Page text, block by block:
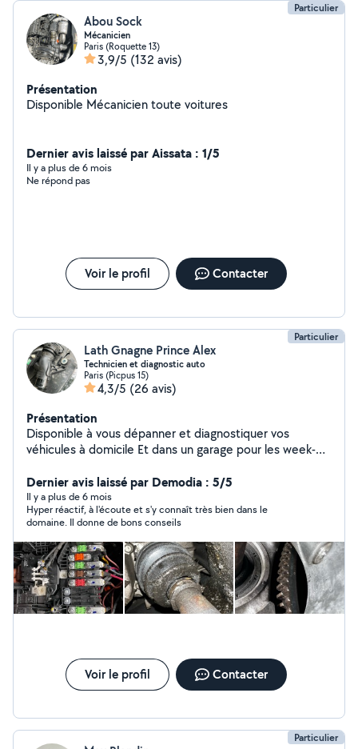
Particulier
Abou Sock
Mécanicien
Paris (Roquette 13)
3,9/5 (132 avis)
Présentation
Disponible Mécanicien toute voitures
Dernier avis laissé par Aissata : 1/5
Il y a plus de 6 mois
Ne répond pas
Voir le profil Contacter
Particulier
Lath Gnagne Prince Alex
Technicien et diagnostic auto
Paris (Picpus 15)
4,3/5 (26 avis)
Présentation
Disponible à vous dépanner et diagnostiquer vos
véhicules à domicile Et dans un garage pour les week-
Dernier avis laissé par Demodia : 5/5
Il y a plus de 6 mois
Hyper réactif, à l'écoute et s'y connaît très bien dans le
domaine. Il donne de bons conseils
Voir le profil Contacter
Particulier